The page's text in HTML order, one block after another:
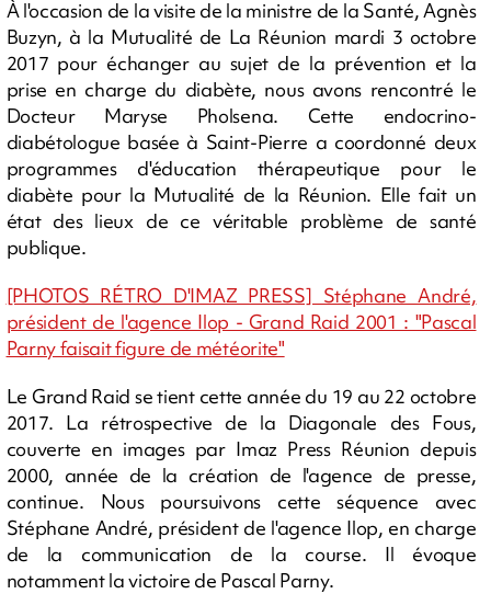
À l'occasion de la visite de la ministre de la Santé, Agnès
Buzyn, à la Mutualité de La Réunion mardi 3 octobre
2017 pour échanger au sujet de la prévention et la
prise en charge du diabète, nous avons rencontré le
Docteur Maryse Pholsena. Cette endocrino-
diabétologue basée à Saint-Pierre a coordonné deux
programmes d'éducation thérapeutique pour le
diabète pour la Mutualité de la Réunion. Elle fait un
état des lieux de ce véritable problème de santé
publique.
[PHOTOS RÉTRO D'IMAZ PRESS] Stéphane André,
président de l'agence Ilop - Grand Raid 2001 : "Pascal
Parny faisait figure de météorite"
Le Grand Raid se tient cette année du 19 au 22 octobre
2017. La rétrospective de la Diagonale des Fous,
couverte en images par Imaz Press Réunion depuis
2000, année de la création de l'agence de presse,
continue. Nous poursuivons cette séquence avec
Stéphane André, président de l'agence Ilop, en charge
de la communication de la course. Il évoque
notamment la victoire de Pascal Parny.